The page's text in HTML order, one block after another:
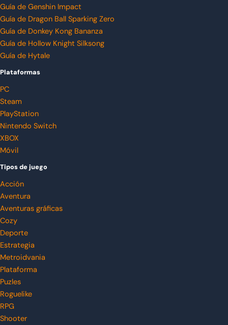
Guía de Genshin Impact
Guía de Dragon Ball Sparking Zero
Guía de Donkey Kong Bananza
Guía de Hollow Knight Silksong
Guía de Hytale
Plataformas
PC
Steam
PlayStation
Nintendo Switch
XBOX
Móvil
Tipos de juego
Acción
Aventura
Aventuras gráficas
Cozy
Deporte
Estrategia
Metroidvania
Plataforma
Puzles
Roguelike
RPG
Shooter